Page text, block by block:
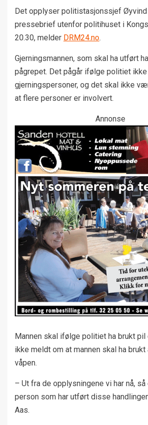
Det opplyser politistasjonssjef Øyvind
pressebrief utenfor politihuset i
20.30, melder DRM24.no.
Gjerningsmannen, som skal ha utført
pågrepet. Det pågår ifølge politiet
gjerningspersoner, og det skal ikke
at flere personer er involvert.
Annonse
Mannen skal ifølge politiet ha brukt pil
ikke meldt om at mannen skal ha brukt
våpen.
– Ut fra de opplysningene vi har nå,
person som har utført disse
Aas.